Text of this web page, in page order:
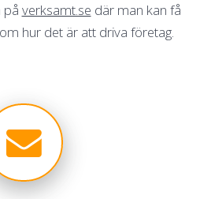
på verksamt.se där man kan få
hur det är att driva företag.